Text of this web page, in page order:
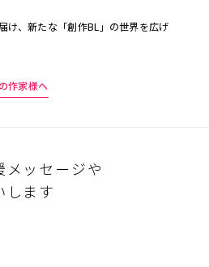
け、新たな「創作BL」の世界を広げ
作家様へ
ッセージや
します